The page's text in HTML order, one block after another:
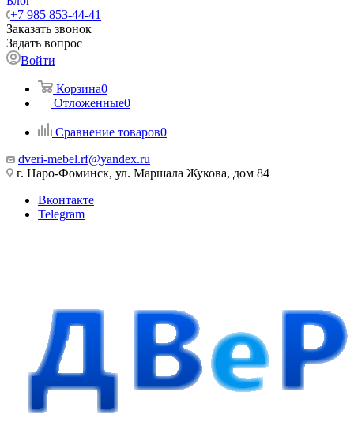
+7 985 853-44-41
Заказать звонок
Задать вопрос
Войти
Корзина0
Отложенные0
Сравнение товаров0
dveri-mebel.rf@yandex.ru
г. Наро-Фоминск, ул. Маршала Жукова, дом 84
Вконтакте
Telegram